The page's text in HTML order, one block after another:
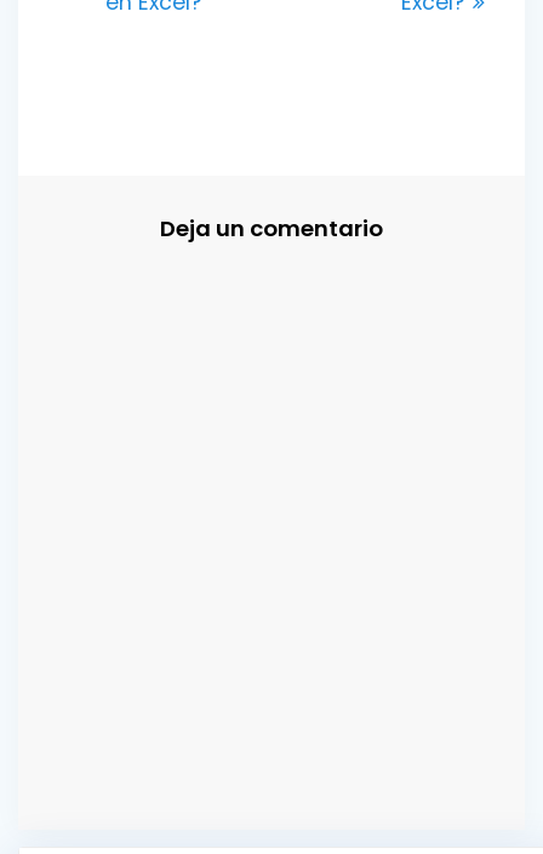
entradas
Deja un comentario